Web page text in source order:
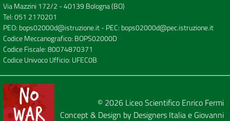
Via Mazzini 172/2 - 40139 Bologna (BO)
Tel:051 2170201
PEO: bops02000d@istruzione.it- PEC: bops02000d@pec.istruzione.it
Codice Meccanografico: BOPS02000D
Codice Fiscale: 80074870371
Codice Univoco Ufficio: UFEC0B
© 2026 Liceo Scientifico Enrico Fermi
Concept & Design by Designers Italiae Giovanni